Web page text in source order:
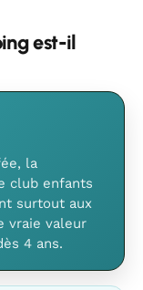
est-il
la
club enfants
surtout aux
vraie valeur
4 ans.